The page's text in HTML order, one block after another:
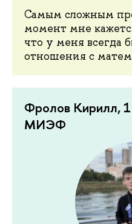
Самым сложным
момент мне
что у меня всегда
отношения с
Фролов Кирилл, 1
МИЭФ